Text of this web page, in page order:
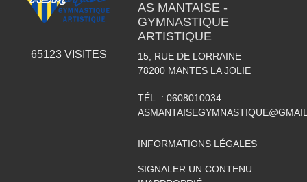
65123VISITES
AS MANTAISE -
GYMNASTIQUE
ARTISTIQUE
15, RUE DE LORRAINE
78200 MANTES LA JOLIE
TÉL. : 0608010034
INFORMATIONS LÉGALES
SIGNALER UN CONTENU